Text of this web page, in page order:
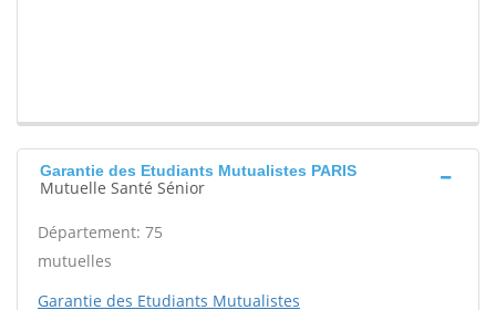
Garantie des Etudiants Mutualistes PARIS
Mutuelle Santé Sénior
Département: 75
mutuelles
Garantie des Etudiants Mutualistes